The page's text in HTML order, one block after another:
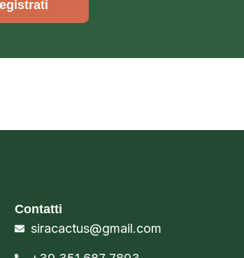
Contatti
siracactus@gmail.com